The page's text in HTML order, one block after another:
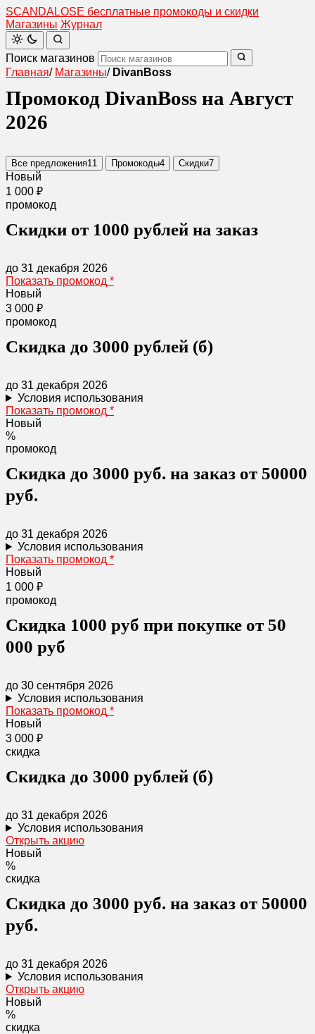
SCANDALOSE бесплатные промокоды и скидки
Магазины Журнал
Поиск магазинов
Главная/ Магазины/ DivanBoss
Промокод DivanBoss на Август
2026
Все предложения11 Промокоды4 Скидки7
Новый
1 000 ₽
промокод
Скидки от 1000 рублей на заказ
до 31 декабря 2026
Показать промокод *
Новый
3 000 ₽
промокод
Скидка до 3000 рублей (б)
до 31 декабря 2026
Условия использования
Показать промокод *
Новый
%
промокод
Скидка до 3000 руб. на заказ от 50000
руб.
до 31 декабря 2026
Условия использования
Показать промокод *
Новый
1 000 ₽
промокод
Скидка 1000 руб при покупке от 50
000 руб
до 30 сентября 2026
Условия использования
Показать промокод *
Новый
3 000 ₽
скидка
Скидка до 3000 рублей (б)
до 31 декабря 2026
Условия использования
Открыть акцию
Новый
%
скидка
Скидка до 3000 руб. на заказ от 50000
руб.
до 31 декабря 2026
Условия использования
Открыть акцию
Новый
%
скидка